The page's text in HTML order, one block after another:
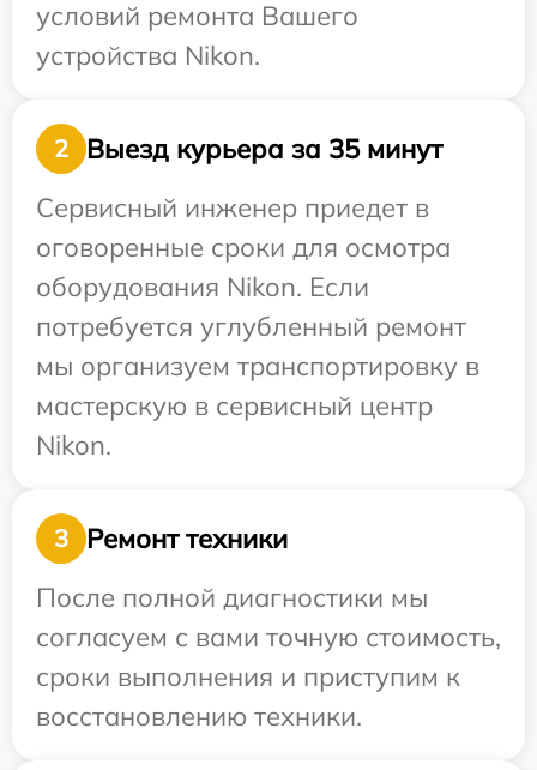
условий ремонта Вашего
устройства Nikon.
2
Выезд курьера за 35 минут
Сервисный инженер приедет в
оговоренные сроки для осмотра
оборудования Nikon. Если
потребуется углубленный ремонт
мы организуем транспортировку в
мастерскую в сервисный центр
Nikon.
3
Ремонт техники
После полной диагностики мы
согласуем с вами точную стоимость,
сроки выполнения и приступим к
восстановлению техники.